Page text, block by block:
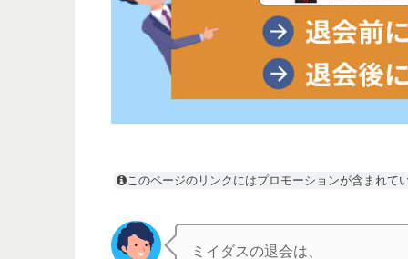
このページのリンクにはプロモーションが含まれて
ミイダスの退会は、